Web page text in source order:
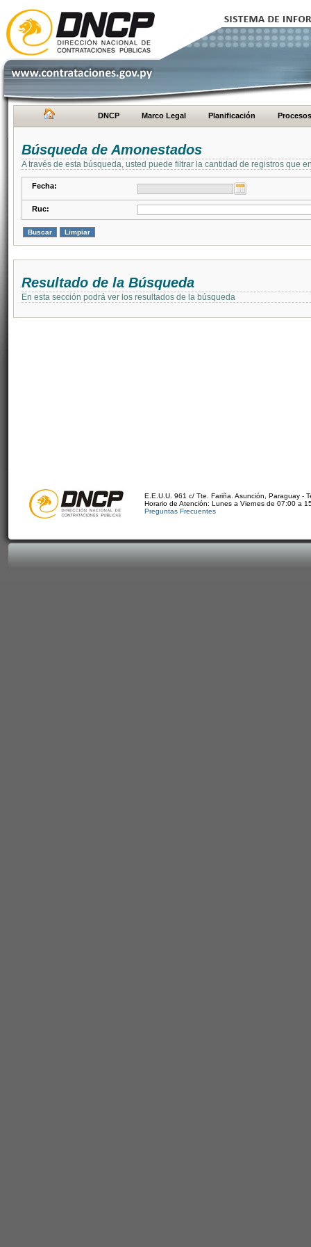
DNCP Marco Legal Planificación Procesos
Búsqueda de Amonestados
A través de esta búsqueda, usted puede filtrar la cantidad de registros que
Fecha:
Ruc:
Resultado de la Búsqueda
En esta sección podrá ver los resultados de la búsqueda
E.E.U.U. 961 c/ Tte. Fariña. Asunción, Paraguay -
Horario de Atención: Lunes a Viernes de 07:00 a
Preguntas Frecuentes